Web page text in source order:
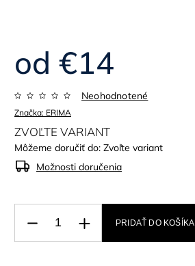
Značka: ERIMA
Neohodnotené
od €14
ZVOĽTE VARIANT
Môžeme doručiť do: Zvoľte variant
Možnosti doručenia
PRIDAŤ DO KOŠÍKA